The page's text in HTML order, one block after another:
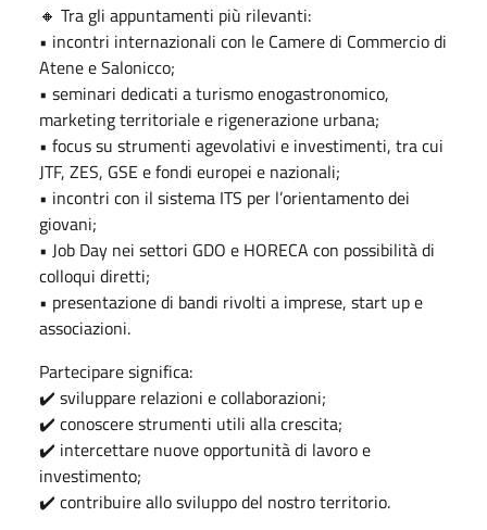
🔸 Tra gli appuntamenti più rilevanti:
• incontri internazionali con le Camere di Commercio di
Atene e Salonicco;
• seminari dedicati a turismo enogastronomico,
marketing territoriale e rigenerazione urbana;
• focus su strumenti agevolativi e investimenti, tra cui
JTF, ZES, GSE e fondi europei e nazionali;
• incontri con il sistema ITS per l’orientamento dei
giovani;
• Job Day nei settori GDO e HORECA con possibilità di
colloqui diretti;
• presentazione di bandi rivolti a imprese, start up e
associazioni.
Partecipare significa:
✔️ sviluppare relazioni e collaborazioni;
✔️ conoscere strumenti utili alla crescita;
✔️ intercettare nuove opportunità di lavoro e
investimento;
✔️ contribuire allo sviluppo del nostro territorio.